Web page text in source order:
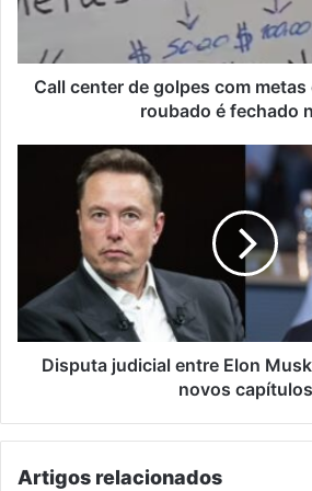
e
por
valorCall center de golpes com
roubado é fechado
OpenAI
ganha
novos
capítulos
Disputa judicial entre Elon
novos capítulos
Artigos relacionados